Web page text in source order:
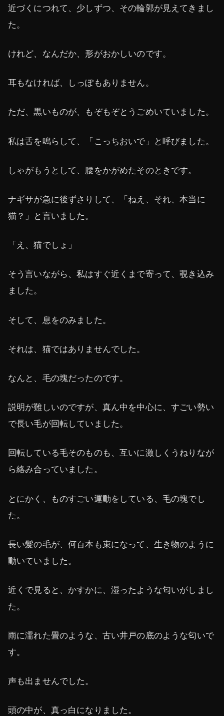
近づくにつれて、少しずつ、その輪郭が見えてきまし
た。
けれど、なんだか、形がおかしいのです。
耳もなければ、しっぽもありません。
ただ、黒いものが、もぞもぞとうごめいていました。
私は舌を鳴らして、「こっちおいで」と呼びました。
しゃがもうとして、腰をかがめたそのときです。
ナギサが急に後ずさりして、「ねえ、それ、本当に
猫？」と言いました。
「え、猫でしょ」
そう言いながら、私はすぐ近くまで寄って、覗き込み
ました。
そして、息をのみました。
それは、猫ではありませんでした。
なんと、毛の塊だったのです。
説明が難しいのですが、真ん中を中心に、すごい勢い
で長い毛が回転していました。
回転している毛そのものも、互いに激しくうねりなが
ら絡み合っていました。
とにかく、ものすごい運動をしている、毛の塊でし
た。
長い髪の毛が、何百本も束になって、生き物のように
動いていました。
近くで見ると、かすかに、湿ったような匂いがしまし
た。
雨に濡れた畳のような、古い井戸の底のような匂いで
す。
声も出ませんでした。
頭の中が、真っ白になりました。